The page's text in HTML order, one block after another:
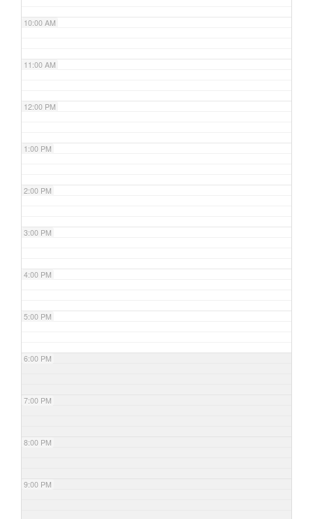
10:00 AM
11:00 AM
12:00 PM
1:00 PM
2:00 PM
3:00 PM
4:00 PM
5:00 PM
6:00 PM
7:00 PM
8:00 PM
9:00 PM